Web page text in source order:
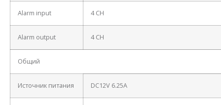
Alarm input 4 CH
Alarm output 4 CH
Общий
Источник питания DC12V 6.25A